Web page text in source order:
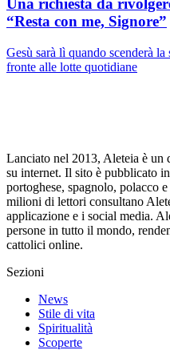
Una richiesta da
“Resta con me, Signore”
Gesù sarà lì quando scenderà
fronte alle lotte quotidiane
Lanciato nel 2013, Aleteia è
su internet. Il sito è pubblicato
portoghese, spagnolo, polacco
milioni di lettori consultano
applicazione e i social media.
persone in tutto il mondo,
cattolici online.
Sezioni
News
Stile di vita
Spiritualità
Scoperte